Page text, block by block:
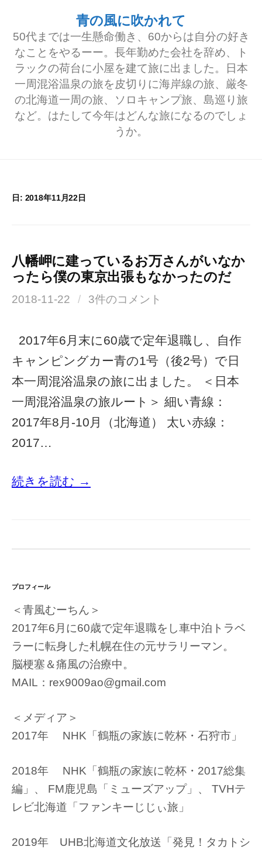
青の風に吹かれて
50代までは一生懸命働き、60からは自分の好き
なことをやるーー。長年勤めた会社を辞め、ト
ラックの荷台に小屋を建て旅に出ました。日本
一周混浴温泉の旅を皮切りに海岸線の旅、厳冬
の北海道一周の旅、ソロキャンプ旅、島巡り旅
など。はたして今年はどんな旅になるのでしょ
うか。
日: 2018年11月22日
八幡岬に建っているお万さんがいなか
ったら僕の東京出張もなかったのだ
2018-11-22 / 3件のコメント
2017年6月末に60歳で定年退職し、自作
キャンピングカー青の1号（後2号）で日
本一周混浴温泉の旅に出ました。 ＜日本
一周混浴温泉の旅ルート＞ 細い青線：
2017年8月-10月（北海道） 太い赤線：
2017…
続きを読む →
プロフィール
＜青風むーちん＞
2017年6月に60歳で定年退職をし車中泊トラベ
ラーに転身した札幌在住の元サラリーマン。
脳梗塞＆痛風の治療中。
MAIL：rex9009ao@gmail.com
＜メディア＞
2017年 NHK「鶴瓶の家族に乾杯・石狩市」
2018年 NHK「鶴瓶の家族に乾杯・2017総集
編」、 FM鹿児島「ミューズアップ」、 TVHテ
レビ北海道「ファンキーじじぃ旅」
2019年 UHB北海道文化放送「発見！タカトシ